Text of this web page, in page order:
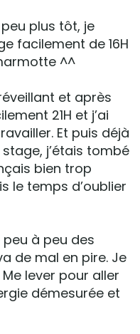
plus tôt, je
facilement de 16H
^^
et après
21H et j’ai
Et puis déjà
j’étais tombé
bien trop
le temps d’oublier
à peu des
de mal en pire. Je
lever pour aller
démesurée et